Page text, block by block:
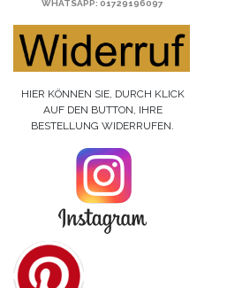
WHATSAPP: 01729196097
HIER KÖNNEN SIE, DURCH KLICK
AUF DEN BUTTON, IHRE
BESTELLUNG WIDERRUFEN.